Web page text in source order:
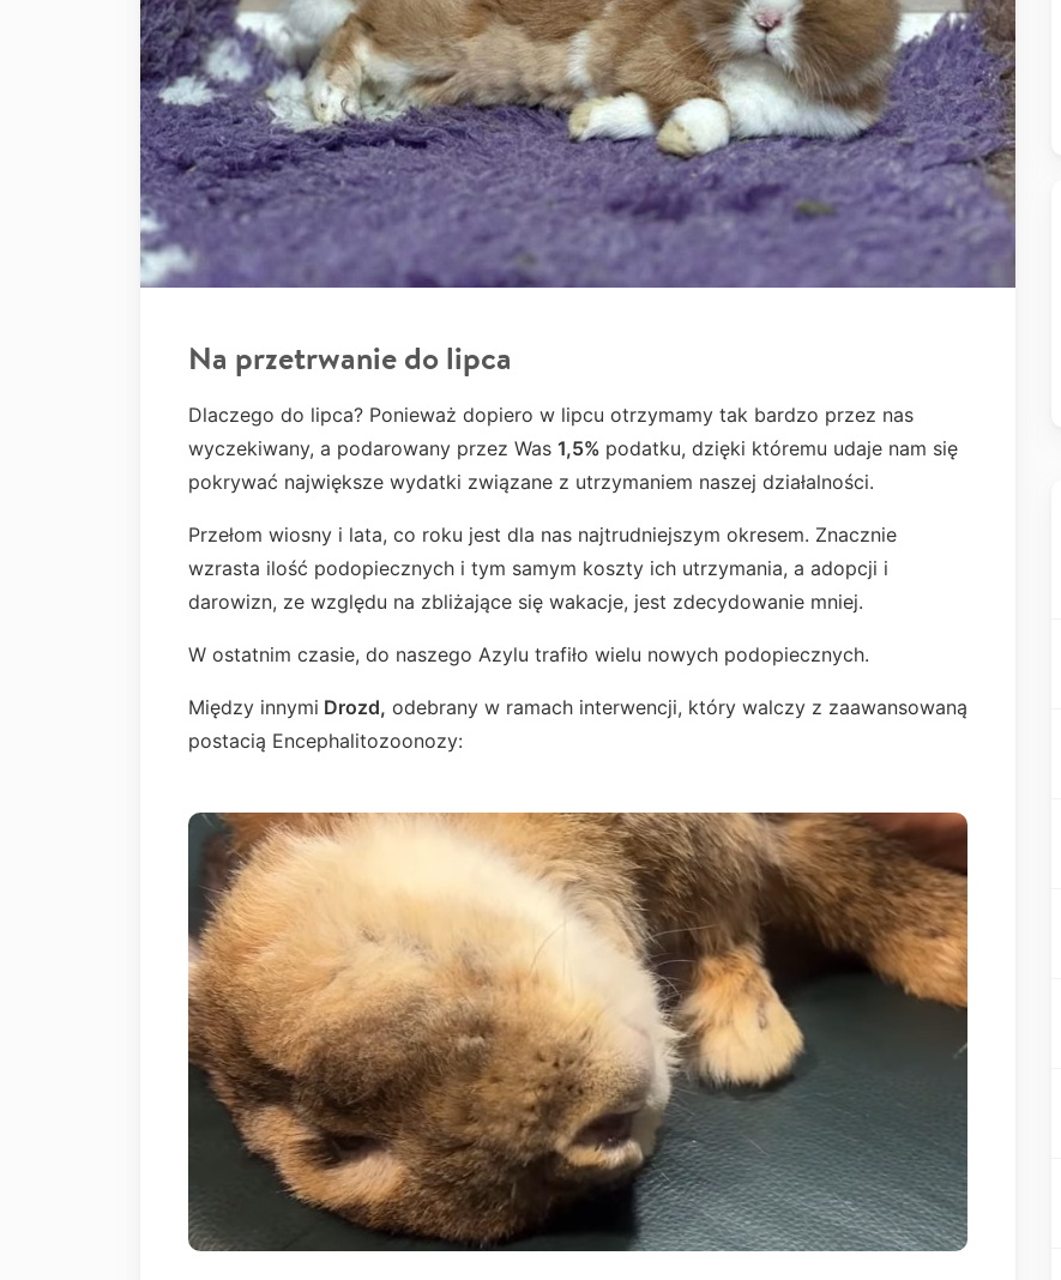
Na przetrwanie do lipca
Dlaczego do lipca? Ponieważ dopiero w lipcu otrzymamy tak bardzo przez nas
wyczekiwany, a podarowany przez Was 1,5% podatku, dzięki któremu udaje nam się
pokrywać największe wydatki związane z utrzymaniem naszej działalności.
Przełom wiosny i lata, co roku jest dla nas najtrudniejszym okresem. Znacznie
wzrasta ilość podopiecznych i tym samym koszty ich utrzymania, a adopcji i
darowizn, ze względu na zbliżające się wakacje, jest zdecydowanie mniej.
W ostatnim czasie, do naszego Azylu trafiło wielu nowych podopiecznych.
Między innymi Drozd, odebrany w ramach interwencji, który walczy z zaawansowaną
postacią Encephalitozoonozy: